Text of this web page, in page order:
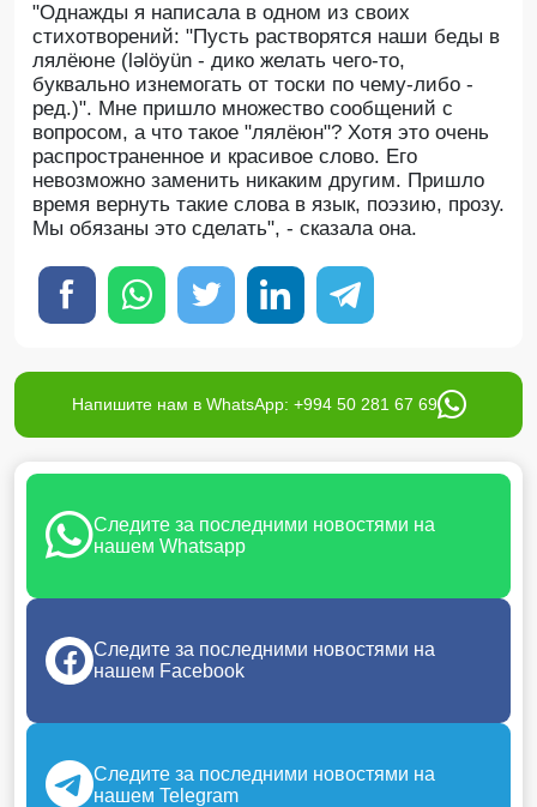
"Однажды я написала в одном из своих
стихотворений: "Пусть растворятся наши беды в
лялёюне (ləlöyün - дико желать чего-то,
буквально изнемогать от тоски по чему-либо -
ред.)". Мне пришло множество сообщений с
вопросом, а что такое "лялёюн"? Хотя это очень
распространенное и красивое слово. Его
невозможно заменить никаким другим. Пришло
время вернуть такие слова в язык, поэзию, прозу.
Мы обязаны это сделать", - сказала она.
Напишите нам в WhatsApp: +994 50 281 67 69
Следите за последними новостями на
нашем Whatsapp
Следите за последними новостями на
нашем Facebook
Следите за последними новостями на
нашем Telegram